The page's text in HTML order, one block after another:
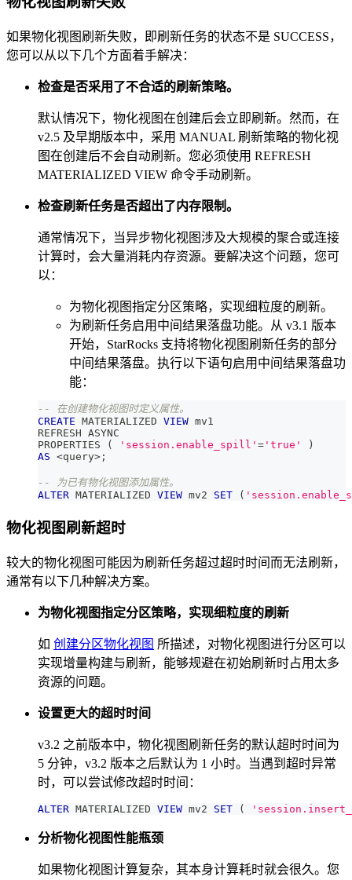
如果物化视图刷新失败，即刷新任务的状态不是 SUCCESS，
您可以从以下几个方面着手解决：
检查是否采用了不合适的刷新策略。
默认情况下，物化视图在创建后会立即刷新。然而，在
v2.5 及早期版本中，采用 MANUAL 刷新策略的物化视
图在创建后不会自动刷新。您必须使用 REFRESH
MATERIALIZED VIEW 命令手动刷新。
检查刷新任务是否超出了内存限制。
通常情况下，当异步物化视图涉及大规模的聚合或连接
计算时，会大量消耗内存资源。要解决这个问题，您可
以：
为物化视图指定分区策略，实现细粒度的刷新。
为刷新任务启用中间结果落盘功能。从 v3.1 版本
开始，StarRocks 支持将物化视图刷新任务的部分
中间结果落盘。执行以下语句启用中间结果落盘功
能：
-- 在创建物化视图时定义属性。
CREATE MATERIALIZED VIEW mv1
REFRESH ASYNC
PROPERTIES
( 'session.enable_spill' = 'true'
)
AS <query> ;
-- 为已有物化视图添加属性。
ALTER MATERIALIZED VIEW mv2 SET (
物化视图刷新超时
较大的物化视图可能因为刷新任务超过超时时间而无法刷新，
通常有以下几种解决方案。
为物化视图指定分区策略，实现细粒度的刷新
如 创建分区物化视图 所描述，对物化视图进行分区可以
实现增量构建与刷新，能够规避在初始刷新时占用太多
资源的问题。
设置更大的超时时间
v3.2 之前版本中，物化视图刷新任务的默认超时时间为
5 分钟，v3.2 版本之后默认为 1 小时。当遇到超时异常
时，可以尝试修改超时时间：
ALTER MATERIALIZED VIEW mv2 SET (
分析物化视图性能瓶颈
如果物化视图计算复杂，其本身计算耗时就会很久。您